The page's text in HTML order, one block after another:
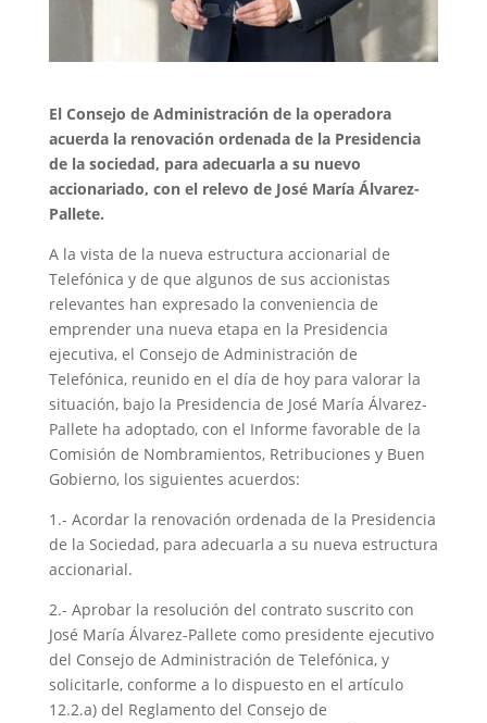
El Consejo de Administración de la operadora
acuerda la renovación ordenada de la Presidencia
de la sociedad, para adecuarla a su nuevo
accionariado, con el relevo de José María Álvarez-
Pallete.
A la vista de la nueva estructura accionarial de
Telefónica y de que algunos de sus accionistas
relevantes han expresado la conveniencia de
emprender una nueva etapa en la Presidencia
ejecutiva, el Consejo de Administración de
Telefónica, reunido en el día de hoy para valorar la
situación, bajo la Presidencia de José María Álvarez-
Pallete ha adoptado, con el Informe favorable de la
Comisión de Nombramientos, Retribuciones y Buen
Gobierno, los siguientes acuerdos:
1.- Acordar la renovación ordenada de la Presidencia
de la Sociedad, para adecuarla a su nueva estructura
accionarial.
2.- Aprobar la resolución del contrato suscrito con
José María Álvarez-Pallete como presidente ejecutivo
del Consejo de Administración de Telefónica, y
solicitarle, conforme a lo dispuesto en el artículo
12.2.a) del Reglamento del Consejo de